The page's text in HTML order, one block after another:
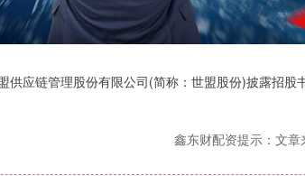
应链管理股份有限公司(简称：世盟股份)披露招股
鑫东财配资提示：文章
200.89 1.42% 沪深300